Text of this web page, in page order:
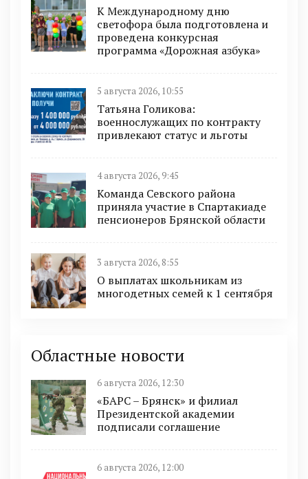
К Международному дню
светофора была подготовлена и
проведена конкурсная
программа «Дорожная азбука»
5 августа 2026, 10:55
Татьяна Голикова:
военнослужащих по контракту
привлекают статус и льготы
4 августа 2026, 9:45
Команда Севского района
приняла участие в Спартакиаде
пенсионеров Брянской области
3 августа 2026, 8:55
О выплатах школьникам из
многодетных семей к 1 сентября
Областные новости
6 августа 2026, 12:30
«БАРС – Брянск» и филиал
Президентской академии
подписали соглашение
6 августа 2026, 12:00